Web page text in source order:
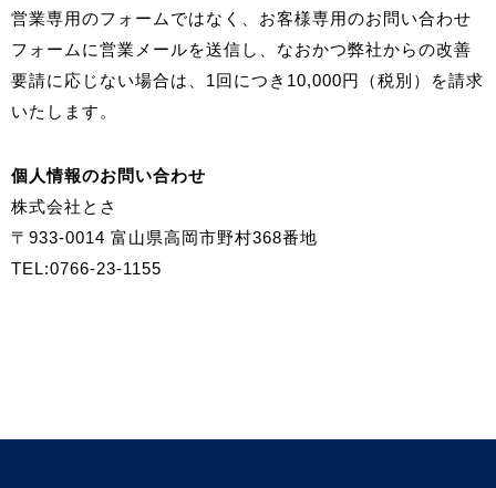
営業専用のフォームではなく、お客様専用のお問い合わせ
フォームに営業メールを送信し、なおかつ弊社からの改善
要請に応じない場合は、1回につき10,000円（税別）を請求
いたします。
個人情報のお問い合わせ
株式会社とさ
〒933-0014 富山県高岡市野村368番地
TEL:0766-23-1155